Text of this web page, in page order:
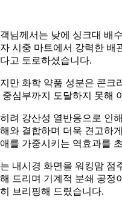
님께서는 낮에 싱크대 배
시중 마트에서 강력한 배
고 토로하셨습니다.
만 화학 약품 성분은 콘크
중심부까지 도달하지 못해
려 강산성 열반응으로 인
와 결합하며 더욱 견고하
를 가중시키는 역효과를
내시경 화면을 워킹맘 점
드리며 기계적 분쇄 공정
브리핑해 드렸습니다.